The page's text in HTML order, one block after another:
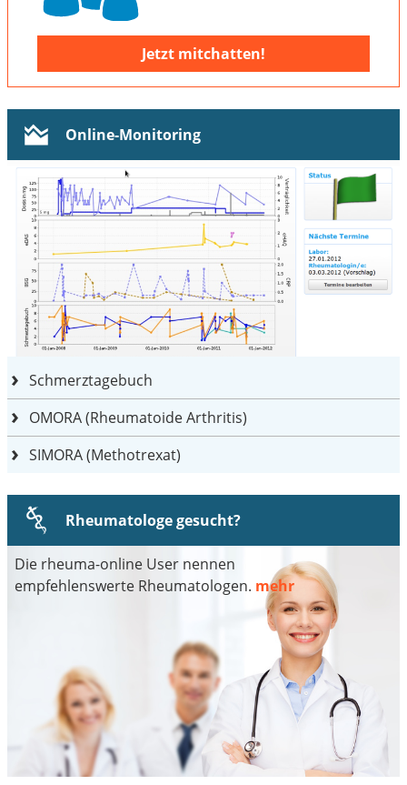
Jetzt mitchatten!
Online-Monitoring
Schmerztagebuch
OMORA (Rheumatoide Arthritis)
SIMORA (Methotrexat)
Rheumatologe gesucht?
Die rheuma-online User nennen
empfehlenswerte Rheumatologen. mehr